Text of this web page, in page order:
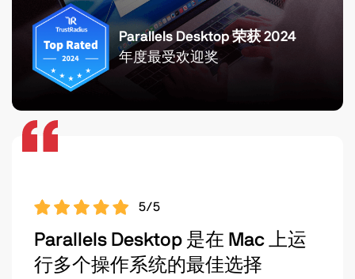
Parallels Desktop 荣获 2024
年度最受欢迎奖
5/5
Parallels Desktop 是在 Mac 上运
行多个操作系统的最佳选择